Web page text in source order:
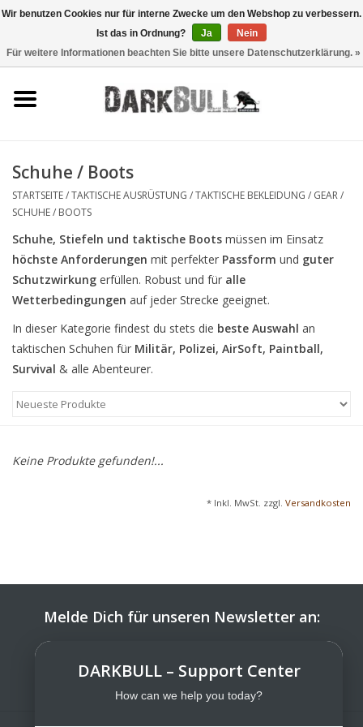
Schiesstraining
taktische Ausrüstung
Optiken & Laser
Blog
Marken
Schuhe / Boots
STARTSEITE/TAKTISCHE AUSRÜSTUNG /TAKTISCHE BEKLEIDUNG / GEAR/
SCHUHE / BOOTS
Schuhe, Stiefeln und taktische Boots müssen im Einsatz
höchste Anforderungen mit perfekter Passform und guter
Schutzwirkung erfüllen. Robust und für alle
Wetterbedingungen auf jeder Strecke geeignet.
In dieser Kategorie findest du stets die beste Auswahl an
taktischen Schuhen für Militär, Polizei, AirSoft, Paintball,
Survival & alle Abenteurer.
Keine Produkte gefunden!...
* Inkl. MwSt. zzgl. Versandkosten
Melde Dich für unseren Newsletter an:
Wir benutzen Cookies nur für interne Zwecke um den Webshop zu verbessern.
Ist das in Ordnung?
Ja
Nein
Für weitere Informationen beachten Sie bitte unsere Datenschutzerklärung. »
DARKBULL – Support Center
How can we help you today?